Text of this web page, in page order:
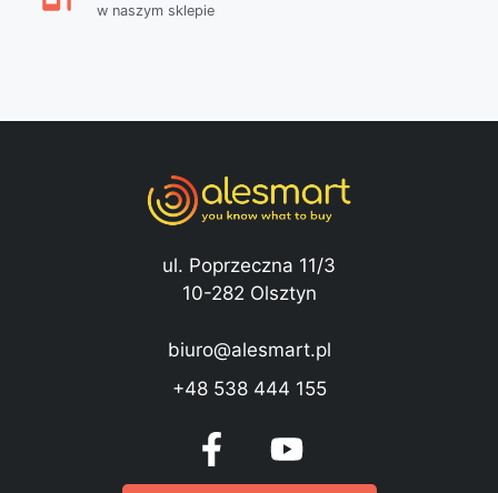
w naszym sklepie
ul. Poprzeczna 11/3
10-282 Olsztyn
biuro@alesmart.pl
+48 538 444 155